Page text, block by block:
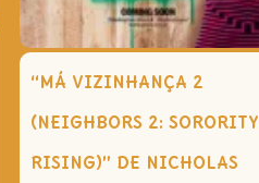
“MÁ VIZINHANÇA 2
(NEIGHBORS 2: SORORITY
RISING)” DE NICHOLAS